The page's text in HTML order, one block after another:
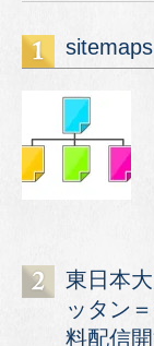
sitemaps
東日本
ッタン
料配信開